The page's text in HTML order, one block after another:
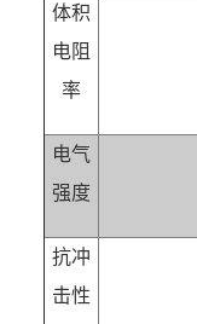
体积
电阻
率
电气
强度
抗冲
击性